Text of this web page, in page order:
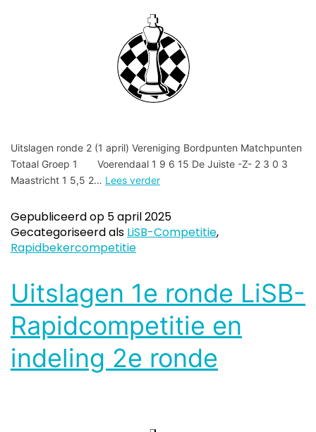
Uitslagen ronde 2 (1 april) Vereniging Bordpunten Matchpunten
Totaal Groep 1 Voerendaal 1 9 6 15 De Juiste -Z- 2 3 0 3
Maastricht 1 5,5 2… Lees verder
Gepubliceerd op 5 april 2025
Gecategoriseerd als LiSB-Competitie,
Rapidbekercompetitie
Uitslagen 1e ronde LiSB-
Rapidcompetitie en
indeling 2e ronde